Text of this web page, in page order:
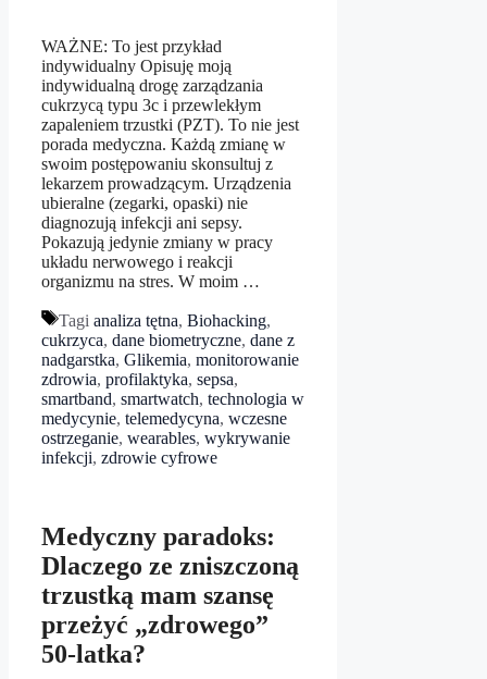
WAŻNE: To jest przykład
indywidualny Opisuję moją
indywidualną drogę zarządzania
cukrzycą typu 3c i przewlekłym
zapaleniem trzustki (PZT). To nie jest
porada medyczna. Każdą zmianę w
swoim postępowaniu skonsultuj z
lekarzem prowadzącym. Urządzenia
ubieralne (zegarki, opaski) nie
diagnozują infekcji ani sepsy.
Pokazują jedynie zmiany w pracy
układu nerwowego i reakcji
organizmu na stres. W moim …
Tagi analiza tętna, Biohacking,
cukrzyca, dane biometryczne, dane z
nadgarstka, Glikemia, monitorowanie
zdrowia, profilaktyka, sepsa,
smartband, smartwatch, technologia w
medycynie, telemedycyna, wczesne
ostrzeganie, wearables, wykrywanie
infekcji, zdrowie cyfrowe
Medyczny paradoks:
Dlaczego ze zniszczoną
trzustką mam szansę
przeżyć „zdrowego”
50‑latka?